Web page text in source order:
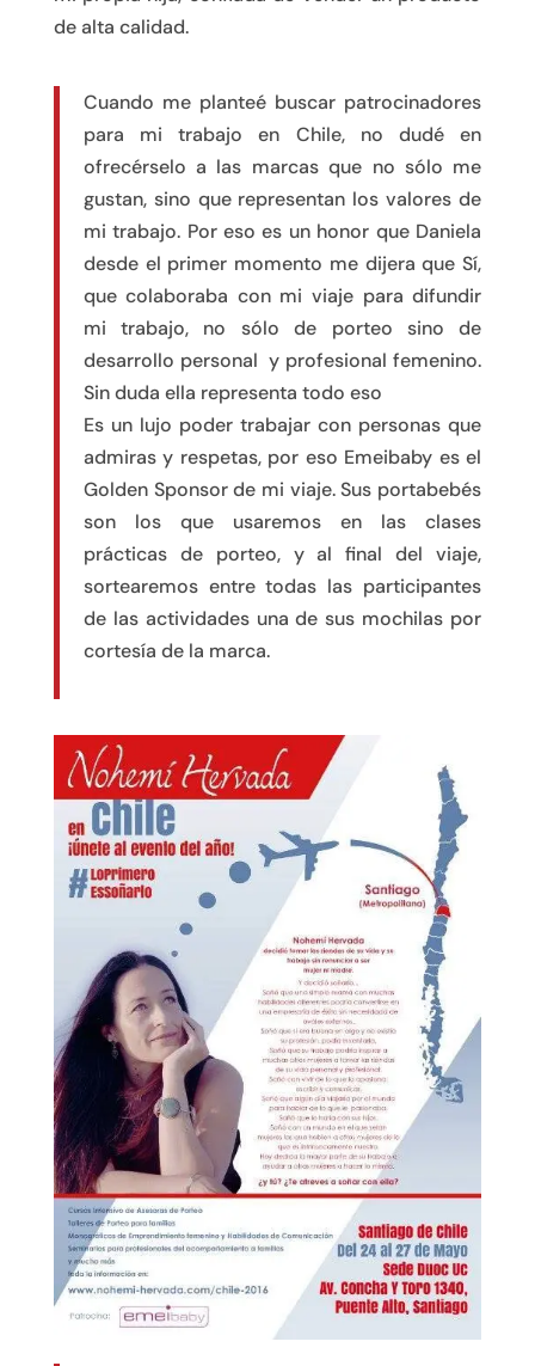
de alta calidad.
Cuando me planteé buscar patrocinadores
para mi trabajo en Chile, no dudé en
ofrecérselo a las marcas que no sólo me
gustan, sino que representan los valores de
mi trabajo. Por eso es un honor que Daniela
desde el primer momento me dijera que Sí,
que colaboraba con mi viaje para difundir
mi trabajo, no sólo de porteo sino de
desarrollo personal y profesional femenino.
Sin duda ella representa todo eso
Es un lujo poder trabajar con personas que
admiras y respetas, por eso Emeibaby es el
Golden Sponsor de mi viaje. Sus portabebés
son los que usaremos en las clases
prácticas de porteo, y al final del viaje,
sortearemos entre todas las participantes
de las actividades una de sus mochilas por
cortesía de la marca.